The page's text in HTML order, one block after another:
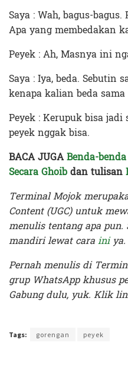
Saya : Wah, bagus-
Apa yang membedakan
Peyek : Ah, Masnya ini
Saya : Iya, beda. Sebutin
kenapa kalian beda
Peyek : Kerupuk bisa
peyek nggak bisa.
BACA JUGABenda-
Secara Ghoibdan tulisan
Terminal Mojok
Content (UGC) untuk
menulis tentang apa pun.
mandiri lewat carainiya.
Pernah menulis di
grup WhatsApp khusus
Gabung dulu, yuk. Klik
Tags: gorengan peyek